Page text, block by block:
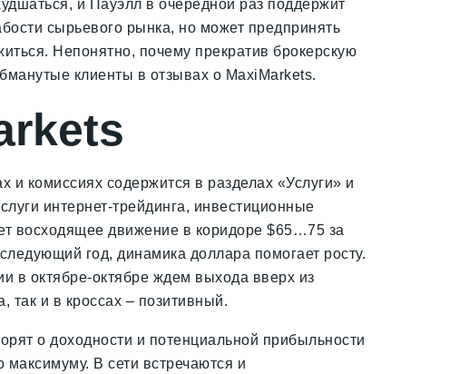
и Пауэлл в очередной раз поддержит
сырьевого рынка, но может предпринять
Непонятно, почему прекратив брокерскую
клиенты в отзывах о MaxiMarkets.
и комиссиях содержится в разделах «Услуги» и
интернет-трейдинга, инвестиционные
восходящее движение в коридоре $65…75 за
год, динамика доллара помогает росту.
в октябре-октябре ждем выхода вверх из
так и в кроссах – позитивный.
о доходности и потенциальной прибыльности
максимуму. В сети встречаются и